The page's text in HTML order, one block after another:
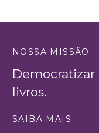
NOSSA MISSÃO
livros.
SAIBA MAIS